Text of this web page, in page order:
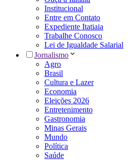
Institucional
Entre em Contato
Expediente Itatiaia
Trabalhe Conosco
Lei de Igualdade Salarial
Jornalismo
Agro
Brasil
Cultura e Lazer
Economia
Eleições 2026
Entretenimento
Gastronomia
Minas Gerais
Mundo
Política
Saúde